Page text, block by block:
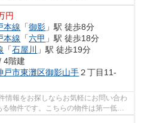
円
本線 「御影 」駅 徒歩8分
本線 「六甲 」駅 徒歩18分
「石屋川 」駅 徒歩19分
4階建
戸市東灘区御影山手２丁目11-
情報をお探しならお気軽にお問い合わ
物件です。こちらの物件は第一低層
古...